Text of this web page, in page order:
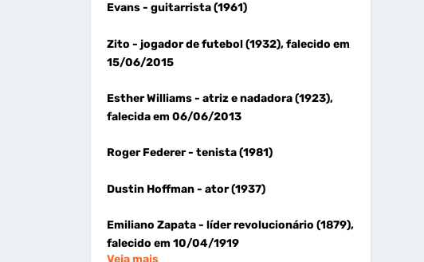
Evans- guitarrista (1961)
Zito - jogador de futebol (1932), falecido em
15/06/2015
Esther Williams- atriz e nadadora (1923),
falecida em 06/06/2013
Roger Federer- tenista (1981)
Dustin Hoffman- ator (1937)
Emiliano Zapata- líder revolucionário (1879),
falecido em 10/04/1919
Veja mais